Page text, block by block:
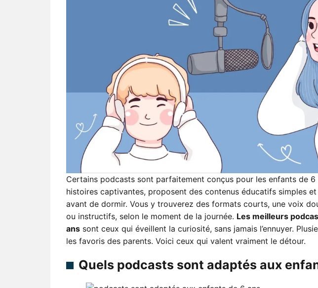
Certains podcasts sont parfaitement conçus pour les enfants de
histoires captivantes, proposent des contenus éducatifs simples et
avant de dormir. Vous y trouverez des formats courts, une voix
ou instructifs, selon le moment de la journée. Les meilleurs
ans sont ceux qui éveillent la curiosité, sans jamais l’ennuyer.
les favoris des parents. Voici ceux qui valent vraiment le détour.
Quels podcasts sont adaptés aux